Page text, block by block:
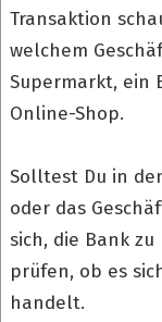
Transaktion
welchem
Supermarkt, ein
Online-Shop.
Solltest Du in
oder das
sich, die Bank
prüfen, ob es
handelt.